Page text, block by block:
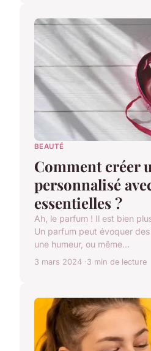
BEAUTÉ
Comment créer
personnalisé
essentielles ?
Ah, le parfum ! Il est bien
Un parfum peut évoquer
une humeur, ou même...
3 mars 2024 3 min de lecture